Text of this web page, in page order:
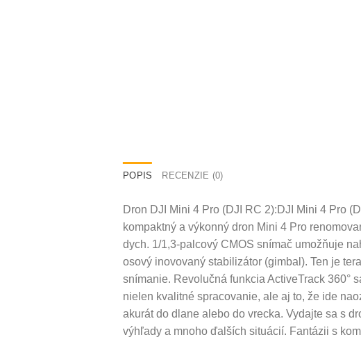
POPIS RECENZIE (0)
Dron DJI Mini 4 Pro (DJI RC 2):DJI Mini 4 Pro
kompaktný a výkonný dron Mini 4 Pro
dych. 1/1,3-palcový CMOS snímač umožňuje
osový inovovaný stabilizátor (gimbal). Ten je
snímanie. Revolučná funkcia ActiveTrack 360°
nielen kvalitné spracovanie, ale aj to, že ide
akurát do dlane alebo do vrecka. Vydajte sa s
výhľady a mnoho ďalších situácií. Fantázii s